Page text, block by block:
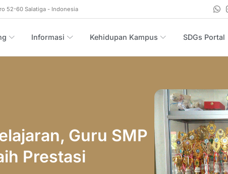
52-60 Salatiga - Indonesia
Informasi Kehidupan Kampus SDGs Portal
Guru SMP
Prestasi